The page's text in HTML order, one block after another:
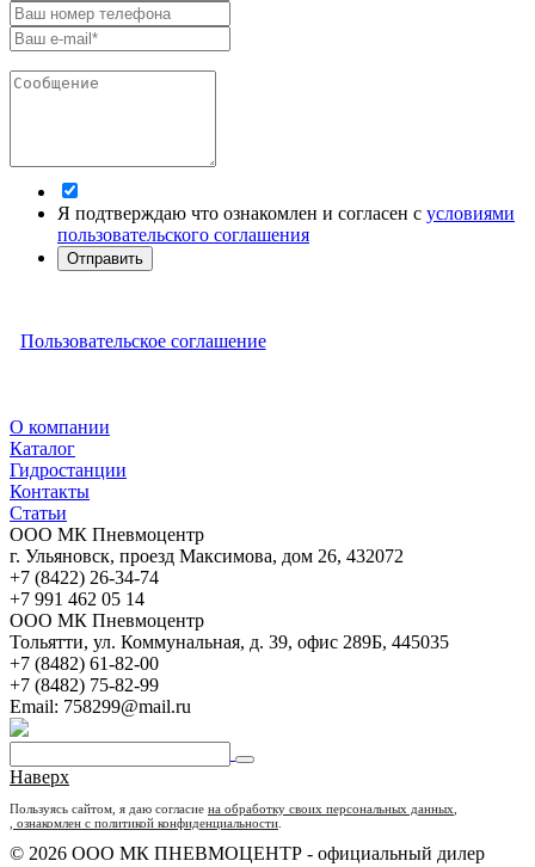
Я подтверждаю что ознакомлен и согласен с условиями
пользовательского соглашения
Отправить
Пользовательское соглашение
О компании
Каталог
Гидростанции
Контакты
Статьи
ООО МК Пневмоцентр
г. Ульяновск, проезд Максимова, дом 26, 432072
+7 (8422) 26-34-74
+7 991 462 05 14
ООО МК Пневмоцентр
Тольятти, ул. Коммунальная, д. 39, офис 289Б, 445035
+7 (8482) 61-82-00
+7 (8482) 75-82-99
Email: 758299@mail.ru
Наверх
Пользуясь сайтом, я даю согласие на обработку своих персональных данных
, ознакомлен с политикой конфиденциальности
© 2026 ООО МК ПНЕВМОЦЕНТР - официальный дилер